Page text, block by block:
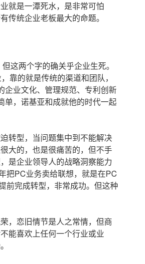
就是一潭死水，是非常可怕
传统企业老板最大的命题。
两个字的确关乎企业生死。
靠的就是传统的渠道和团队，
企业文化、管理规范、专利创新
单，诺基亚和成就他的时代一起
型，当问题集中到不能解决
大的，也是很痛苦的，但不手
是企业领导人的战略洞察能力
把PC业务卖给联想，就是在PC
前完成转型，非常成功。但这种
恋旧情节是人之常情，但商
能喜欢上任何一个行业或业